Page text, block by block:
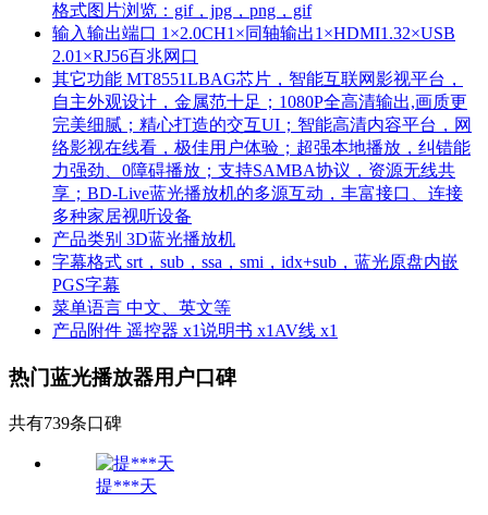
格式图片浏览：gif，jpg，png，gif
输入输出端口 1×2.0CH1×同轴输出1×HDMI1.32×USB
2.01×RJ56百兆网口
其它功能 MT8551LBAG芯片，智能互联网影视平台，
自主外观设计，金属范十足；1080P全高清输出,画质更
完美细腻；精心打造的交互UI；智能高清内容平台，网
络影视在线看，极佳用户体验；超强本地播放，纠错能
力强劲、0障碍播放；支持SAMBA协议，资源无线共
享；BD-Live蓝光播放机的多源互动，丰富接口、连接
多种家居视听设备
产品类别 3D蓝光播放机
字幕格式 srt，sub，ssa，smi，idx+sub，蓝光原盘内嵌
PGS字幕
菜单语言 中文、英文等
产品附件 遥控器 x1说明书 x1AV线 x1
热门蓝光播放器用户口碑
共有739条口碑
提***天